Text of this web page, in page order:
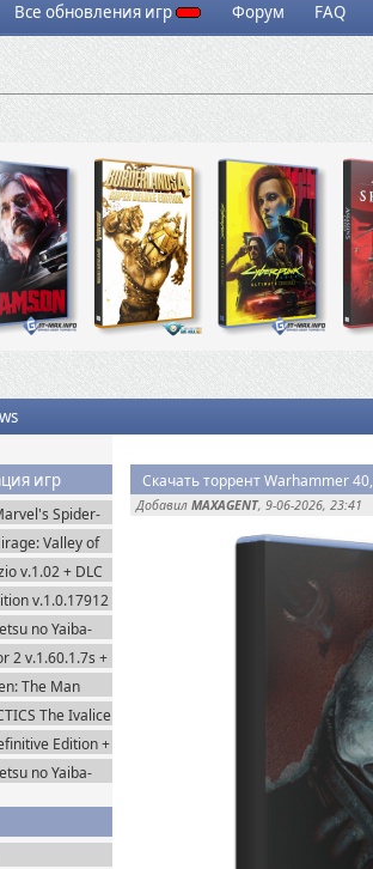
Все обновления игр Форум FAQ
игр
Spider-
(2025)
Valley of
DLC (2025)
v.1.02 + DLC
v.1.0.17912
no Yaiba-
(2021)
2 v.1.60.1.7s +
The Man
(2023)The Ivalice
RipEdition +
Rip
no Yaiba-
Скачать торрент Warhammer
Добавил MAXAGENT, 9-06-2026, 23:41